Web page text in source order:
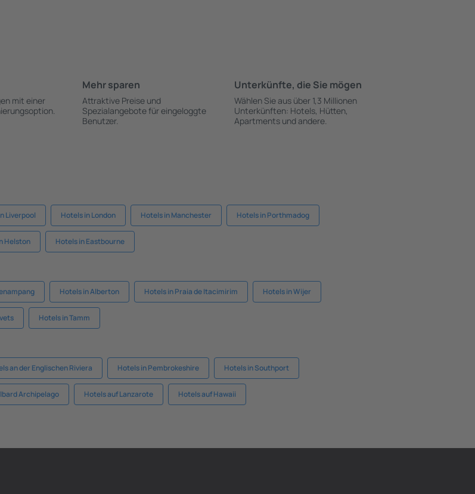
mit einer
Mehr sparen
Attraktive Preise und
Spezialangebote für eingeloggte
Benutzer.
Unterkünfte, die Sie mögen
Wählen Sie aus über 1,3 Millionen
Unterkünften: Hotels, Hütten,
Apartments und andere.
Liverpool Hotels in London Hotels in Manchester Hotels in Porthmadog
Helston Hotels in Eastbourne
Hotels in Alberton Hotels in Praia de Itacimirim Hotels in Wijer
Hotels in Tamm
an der Englischen Riviera Hotels in Pembrokeshire Hotels in Southport
Archipelago Hotels auf Lanzarote Hotels auf Hawaii